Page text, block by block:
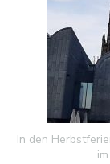
In den